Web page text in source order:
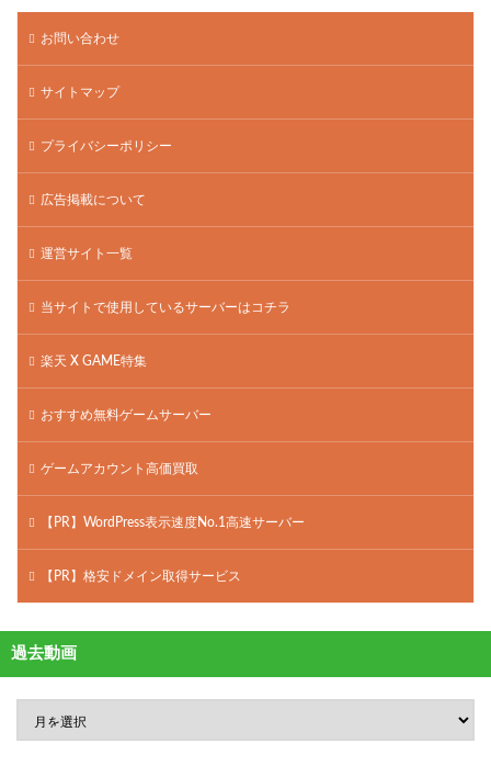
お問い合わせ
サイトマップ
プライバシーポリシー
広告掲載について
運営サイト一覧
当サイトで使用しているサーバーはコチラ
楽天 X GAME特集
おすすめ無料ゲームサーバー
ゲームアカウント高価買取
【PR】WordPress表示速度No.1高速サーバー
【PR】格安ドメイン取得サービス
過去動画